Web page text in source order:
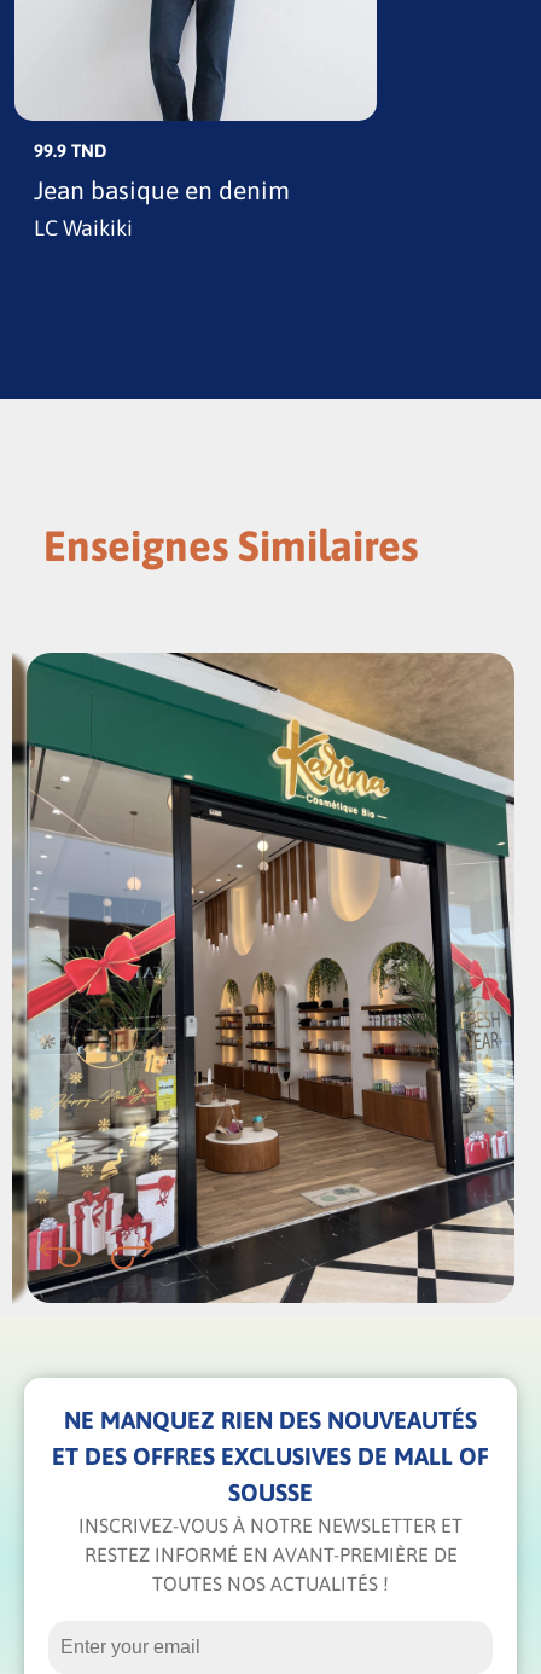
99.9 TND
Jean basique en denim
LC Waikiki
Enseignes Similaires
NE MANQUEZ RIEN DES NOUVEAUTÉS
ET DES OFFRES EXCLUSIVES DE MALL OF
SOUSSE
INSCRIVEZ-VOUS À NOTRE NEWSLETTER ET
RESTEZ INFORMÉ EN AVANT-PREMIÈRE DE
TOUTES NOS ACTUALITÉS !